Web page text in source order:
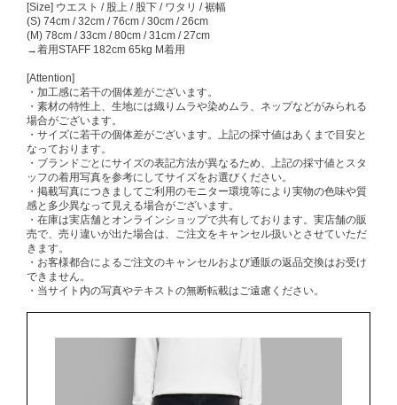
[Size] ウエスト / 股上 / 股下 / ワタリ / 裾幅
(S) 74cm / 32cm / 76cm / 30cm / 26cm
(M) 78cm / 33cm / 80cm / 31cm / 27cm
→着用STAFF 182cm 65kg M着用
[Attention]
・加工感に若干の個体差がございます。
・素材の特性上、生地には織りムラや染めムラ、ネップなどがみられる
場合がございます。
・サイズに若干の個体差がございます。上記の採寸値はあくまで目安と
なっております。
・ブランドごとにサイズの表記方法が異なるため、上記の採寸値とスタ
ッフの着用写真を参考にしてサイズをお選びください。
・掲載写真につきましてご利用のモニター環境等により実物の色味や質
感と多少異なって見える場合がございます。
・在庫は実店舗とオンラインショップで共有しております。実店舗の販
売で、売り違いが出た場合は、ご注文をキャンセル扱いとさせていただ
きます。
・お客様都合によるご注文のキャンセルおよび通販の返品交換はお受け
できません。
・当サイト内の写真やテキストの無断転載はご遠慮ください。